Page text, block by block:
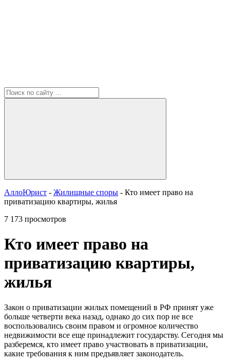
АллоЮрист - Жилищные споры - Кто имеет право на
приватизацию квартиры, жилья
7 173 просмотров
Кто имеет право на
приватизацию квартиры,
жилья
Закон о приватизации жилых помещений в РФ принят уже
больше четверти века назад, однако до сих пор не все
воспользовались своим правом и огромное количество
недвижимости все еще принадлежит государству. Сегодня мы
разберемся, кто имеет право участвовать в приватизации,
какие требования к ним предъявляет законодатель.